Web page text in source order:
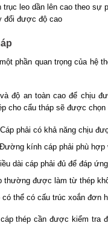
trục leo dần lên cao theo sự
đổi được độ cao
phần quan trọng của hệ
độ an toàn cao để chịu
cho cẩu tháp sẽ được
phải có khả năng chịu
kính cáp phải phù hợp
dài cáp phải đủ để đáp
thường được làm từ thép
có thể có cấu trúc xoắn đơn
thép cần được kiểm tra